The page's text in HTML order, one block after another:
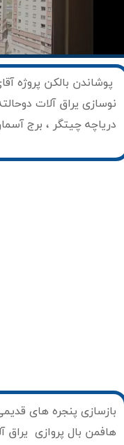
پوشاندن بالکن پروژه
نوسازی یراق آلات
دریاچه چیتگر ، برج
هافمن بال پروازی یراق